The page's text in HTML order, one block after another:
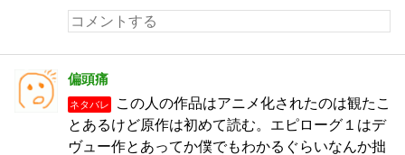
偏頭痛
ネタバレ
この人の作品はアニメ化されたのは観たこ
とあるけど原作は初めて読む。エピローグ１はデ
ヴュー作とあってか僕でもわかるぐらいなんか拙